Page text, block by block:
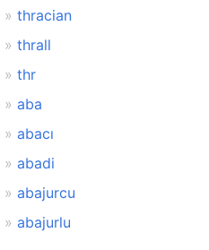
thracian
thrall
thr
aba
abacı
abadi
abajurcu
abajurlu